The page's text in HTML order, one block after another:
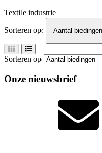
Textile industrie
Sorteren op:
Aantal biedingen
Sorteren op
Onze nieuwsbrief